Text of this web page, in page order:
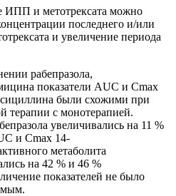
ИПП и метотрексата можно
последнего и/или
и увеличение периода
рабепразола,
показатели AUC и Сmах
были схожими при
терапии с монотерапией.
увеличивались на 11 %
и Сmах 14-
метаболита
на 42 % и 46 %
показателей не было